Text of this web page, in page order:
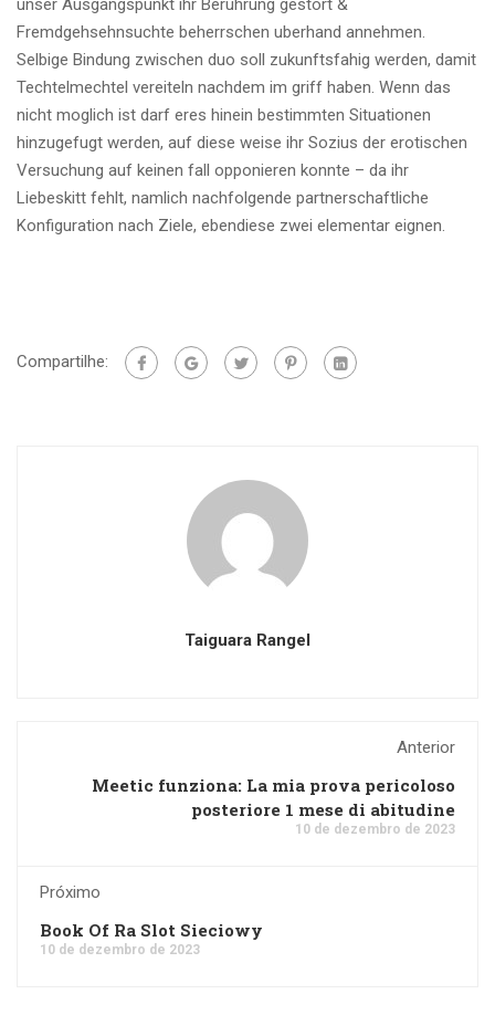
unser Ausgangspunkt ihr Beruhrung gestort &
Fremdgehsehnsuchte beherrschen uberhand annehmen.
Selbige Bindung zwischen duo soll zukunftsfahig werden, damit
Techtelmechtel vereiteln nachdem im griff haben. Wenn das
nicht moglich ist darf eres hinein bestimmten Situationen
hinzugefugt werden, auf diese weise ihr Sozius der erotischen
Versuchung auf keinen fall opponieren konnte – da ihr
Liebeskitt fehlt, namlich nachfolgende partnerschaftliche
Konfiguration nach Ziele, ebendiese zwei elementar eignen.
Compartilhe:
Taiguara Rangel
Anterior
Meetic funziona: La mia prova pericoloso
posteriore 1 mese di abitudine
10 de dezembro de 2023
Próximo
Book Of Ra Slot Sieciowy
10 de dezembro de 2023